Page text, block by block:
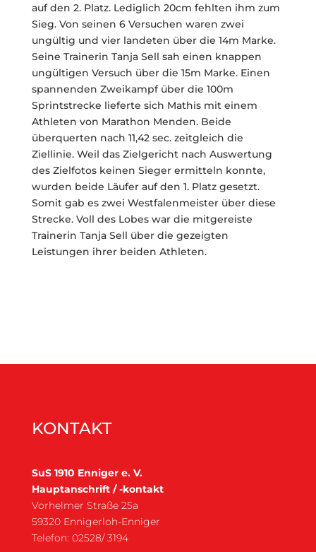
auf den 2. Platz. Lediglich 20cm fehlten ihm zum
Sieg. Von seinen 6 Versuchen waren zwei
ungültig und vier landeten über die 14m Marke.
Seine Trainerin Tanja Sell sah einen knappen
ungültigen Versuch über die 15m Marke. Einen
spannenden Zweikampf über die 100m
Sprintstrecke lieferte sich Mathis mit einem
Athleten von Marathon Menden. Beide
überquerten nach 11,42 sec. zeitgleich die
Ziellinie. Weil das Zielgericht nach Auswertung
des Zielfotos keinen Sieger ermitteln konnte,
wurden beide Läufer auf den 1. Platz gesetzt.
Somit gab es zwei Westfalenmeister über diese
Strecke. Voll des Lobes war die mitgereiste
Trainerin Tanja Sell über die gezeigten
Leistungen ihrer beiden Athleten.
KONTAKT
SuS 1910 Enniger e. V.
Hauptanschrift / -kontakt
Vorhelmer Straße 25a
59320 Ennigerloh-Enniger
Telefon: 02528/ 3194